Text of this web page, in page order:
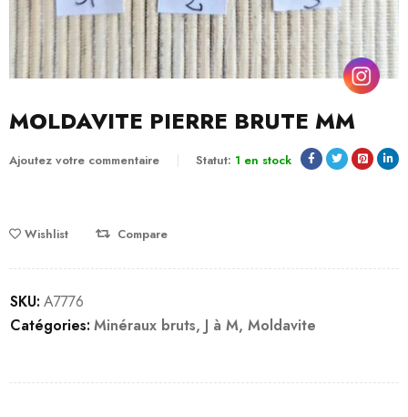
MOLDAVITE PIERRE BRUTE MM
Ajoutez votre commentaire Statut: 1 en stock
Wishlist Compare
SKU: A7776
Catégories: Minéraux bruts, J à M, Moldavite